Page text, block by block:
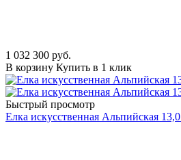
1 032 300 руб.
В корзину Купить в 1 клик
Быстрый просмотр
Елка искусственная Альпийская